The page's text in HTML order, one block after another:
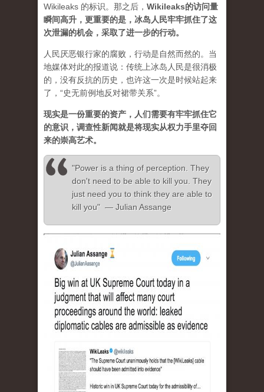
Wikileaks 的标识。那之后， Wikileaks的访问量
瞬间高升，更重要的是，冰岛人民牢牢抓住了这
次泄漏的机会，采取了进一步的行动。
人民厌恶银行家的腐败，行动是自然而然的。当
地媒体对此的报道说：传统上冰岛人民是很消极
的，没有反抗的历史，也许这一次是时候站起来
了，“史无前例地反对裙带关系”。
现实是一份重要的资产，人们需要有牢牢抓住它
的意识，调查性新闻就是将现实从权力手里夺回
来的崇高艺术。
"Power is a thing of perception. They
don't need to be able to kill you. They
just need you to think they are able to
kill you" — Julian Assange